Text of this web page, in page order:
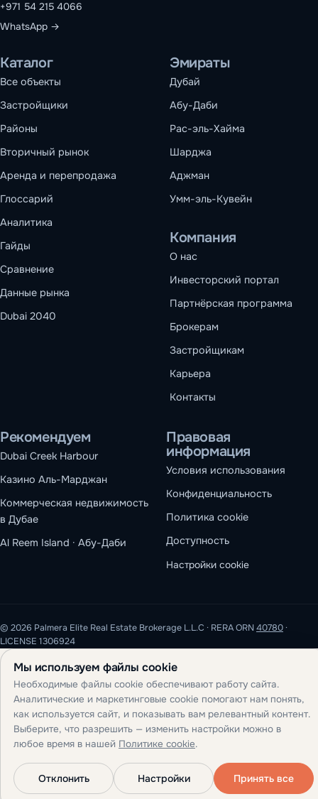
+971 54 215 4066
WhatsApp →
Каталог
Все объекты
Застройщики
Районы
Вторичный рынок
Аренда и перепродажа
Глоссарий
Аналитика
Гайды
Сравнение
Данные рынка
Dubai 2040
Эмираты
Дубай
Абу-Даби
Рас-эль-Хайма
Шарджа
Аджман
Умм-эль-Кувейн
Компания
О нас
Инвесторский портал
Партнёрская программа
Брокерам
Застройщикам
Карьера
Контакты
Рекомендуем
Dubai Creek Harbour
Казино Аль-Марджан
Коммерческая недвижимость
в Дубае
Al Reem Island · Абу-Даби
Правовая
информация
Условия использования
Конфиденциальность
Политика cookie
Доступность
Настройки cookie
© 2026 Palmera Elite Real Estate Brokerage L.L.C · RERA ORN40780 ·
LICENSE 1306924
Мы используем файлы cookie
Необходимые файлы cookie обеспечивают работу сайта.
Аналитические и маркетинговые cookie помогают нам понять,
как используется сайт, и показывать вам релевантный контент.
Выберите, что разрешить — изменить настройки можно в
любое время в нашей Политике cookie.
Отклонить Настройки Принять все